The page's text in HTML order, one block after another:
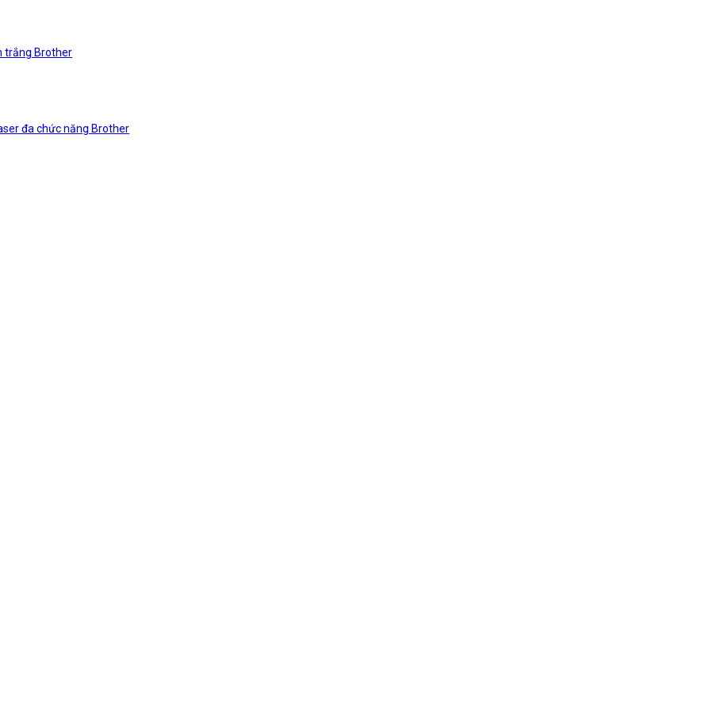
trắng Brother
đa chức năng Brother